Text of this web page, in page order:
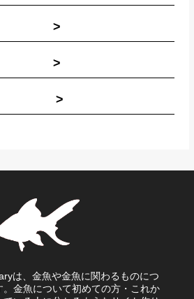
>
>
>
は、金魚や金魚に関わるものにつ
。金魚について初めての方・これか